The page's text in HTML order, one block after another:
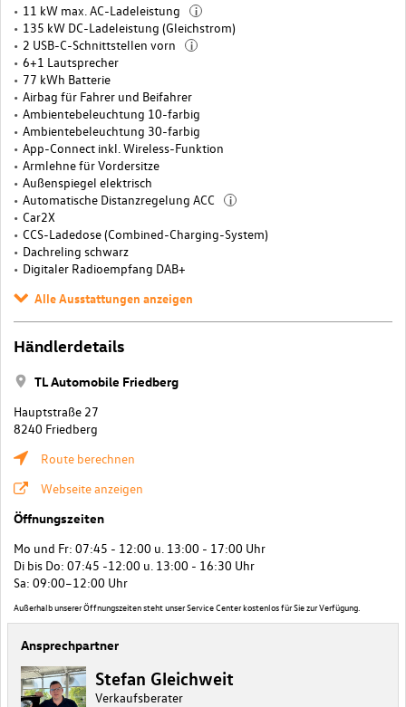
11 kW max. AC-Ladeleistung i
135 kW DC-Ladeleistung (Gleichstrom)
2 USB-C-Schnittstellen vorn
i
6+1 Lautsprecher
77 kWh Batterie
Airbag für Fahrer und Beifahrer
Ambientebeleuchtung 10-farbig
Ambientebeleuchtung 30-farbig
App-Connect inkl. Wireless-Funktion
Armlehne für Vordersitze
Außenspiegel elektrisch
Automatische Distanzregelung ACC
i
Car2X
CCS-Ladedose (Combined-Charging-System)
Dachreling schwarz
Digitaler Radioempfang DAB+
Alle Ausstattungen anzeigen
Händlerdetails
TL Automobile Friedberg
Hauptstraße 27
8240 Friedberg
Route berechnen
Webseite anzeigen
Öffnungszeiten
Mo und Fr: 07:45 - 12:00 u. 13:00 - 17:00 Uhr
Di bis Do: 07:45 -12:00 u. 13:00 - 16:30 Uhr
Sa: 09:00–12:00 Uhr
Außerhalb unserer Öffnungszeiten steht unser Service Center kostenlos für Sie zur Verfügung.
Ansprechpartner
Stefan Gleichweit
Verkaufsberater